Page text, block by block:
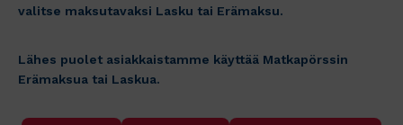
valitse maksutavaksi Lasku tai Erämaksu.
Lähes puolet asiakkaistamme käyttää Matkapörssin
Erämaksua tai Laskua.